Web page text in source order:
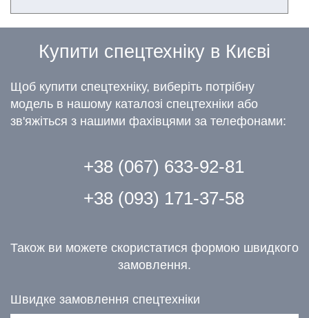
Купити спецтехніку в Києві
Щоб купити спецтехніку, виберіть потрібну
модель в нашому каталозі спецтехніки або
зв'яжіться з нашими фахівцями за телефонами:
+38 (067) 633-92-81
+38 (093) 171-37-58
Також ви можете скористатися формою швидкого
замовлення.
Швидке замовлення спецтехніки